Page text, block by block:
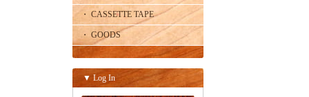
・ CASSETTE TAPE
・ GOODS
▼ Log In